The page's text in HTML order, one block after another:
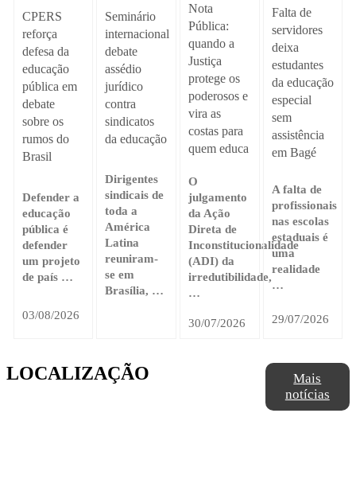
CPERS
reforça
defesa da
educação
pública em
debate
sobre os
rumos do
Brasil
Defender a
educação
pública é
defender
um projeto
de país …
03/08/2026
Seminário
internacional
debate
assédio
jurídico
contra
sindicatos
da educação
Dirigentes
sindicais de
toda a
América
Latina
reuniram-
se em
Brasília, …
Nota
Pública:
quando a
Justiça
protege os
poderosos e
vira as
costas para
quem educa
O
julgamento
da Ação
Direta de
Inconstitucionalidade
(ADI) da
irredutibilidade,
…
30/07/2026
Falta de
servidores
deixa
estudantes
da educação
especial
sem
assistência
em Bagé
A falta de
profissionais
nas escolas
estaduais é
uma
realidade
…
29/07/2026
Mais
notícias
LOCALIZAÇÃO